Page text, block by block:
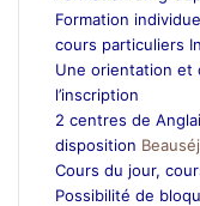
Formation
cours particuliers
Une orientation et
l’inscription
2 centres de
disposition
Cours du jour,
Possibilité de